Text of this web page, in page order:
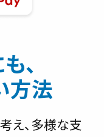
、
方法
え、多様な支